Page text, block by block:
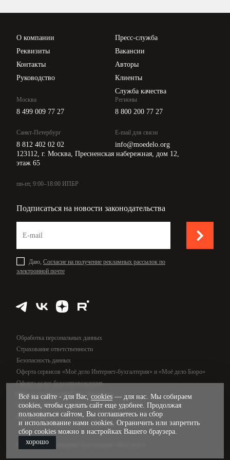
О компании
Реквизиты
Контакты
Руководство
Пресс-служба
Вакансии
Авторы
Клиенты
Служба качества
Москва
8 499 009 77 27
Санкт-Петербург
8 812 402 02 02
Регионы
8 800 200 77 27
E-mail для связи
info@moedelo.org
123112, г. Москва, Пресненская набережная, дом 12,
этаж 65
пн-пт, 9:00–18:00 ИПБР
Подписаться на новости законодательства
Даю, Согласие на получение рекламных рассылок по
электронной почте
Обработка персональных данных
Страхование ответственности
Безопасность данных
Оферта сервисов «Моё дело Интернет-бухгалтерия» и «Моё дело Бюро»
Оферта услуг бухсопровождения
Оферта сервиса «Моё дело Финансы»
Оферта услуг управленческого учёта
Карта сайта
© 2009—2026, интернет-бухгалтерия «Моё дело»
Всё на сайте - для Вас, cookies — для нас. Мы собираем
cookies, чтобы сделать сайт еще удобнее. Продолжая
пользоваться сайтом, Вы соглашаетесь на сбор
и использование нами cookies. Ограничить или запретить
сбор cookies можно в настройках Вашего браузера.
хорошо